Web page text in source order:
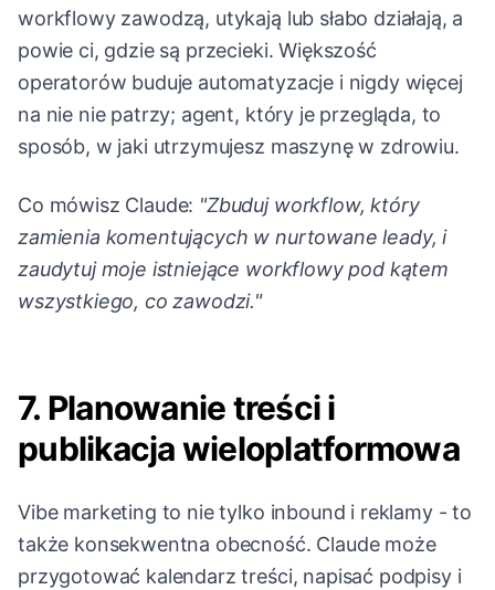
workflowy zawodzą, utykają lub słabo działają, a
powie ci, gdzie są przecieki. Większość
operatorów buduje automatyzacje i nigdy więcej
na nie nie patrzy; agent, który je przegląda, to
sposób, w jaki utrzymujesz maszynę w zdrowiu.
Co mówisz Claude: "Zbuduj workflow, który
zamienia komentujących w nurtowane leady, i
zaudytuj moje istniejące workflowy pod kątem
wszystkiego, co zawodzi."
7. Planowanie treści i
publikacja wieloplatformowa
Vibe marketing to nie tylko inbound i reklamy - to
także konsekwentna obecność. Claude może
przygotować kalendarz treści, napisać podpisy i